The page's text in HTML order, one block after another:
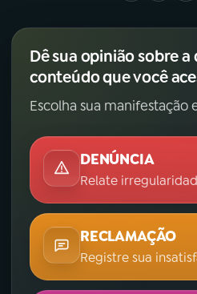
Dê sua opinião sobre
conteúdo que você
Escolha sua manifestação
DENÚNCIA
Relate
RECLAMAÇÃO
Registre sua